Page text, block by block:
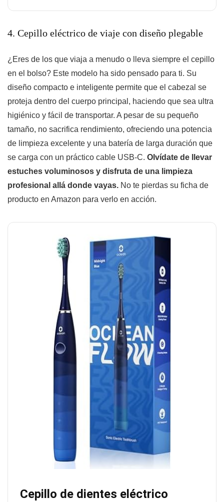
4. Cepillo eléctrico de viaje con diseño plegable
¿Eres de los que viaja a menudo o lleva siempre el cepillo
en el bolso? Este modelo ha sido pensado para ti. Su
diseño compacto e inteligente permite que el cabezal se
proteja dentro del cuerpo principal, haciendo que sea ultra
higiénico y fácil de transportar. A pesar de su pequeño
tamaño, no sacrifica rendimiento, ofreciendo una potencia
de limpieza excelente y una batería de larga duración que
se carga con un práctico cable USB-C. Olvídate de llevar
estuches voluminosos y disfruta de una limpieza
profesional allá donde vayas. No te pierdas su ficha de
producto en Amazon para verlo en acción.
Cepillo de dientes eléctrico